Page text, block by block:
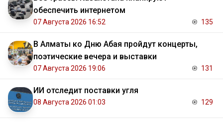
обеспечить интернетом
07 Августа 2026 16:52 135
В Алматы ко Дню Абая пройдут концерты,
поэтические вечера и выставки
07 Августа 2026 19:06 131
ИИ отследит поставки угля
08 Августа 2026 01:03 129